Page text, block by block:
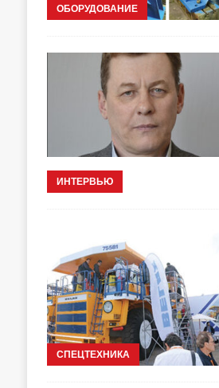
ОБОРУДОВАНИЕ
ИНТЕРВЬЮ
СПЕЦТЕХНИКА